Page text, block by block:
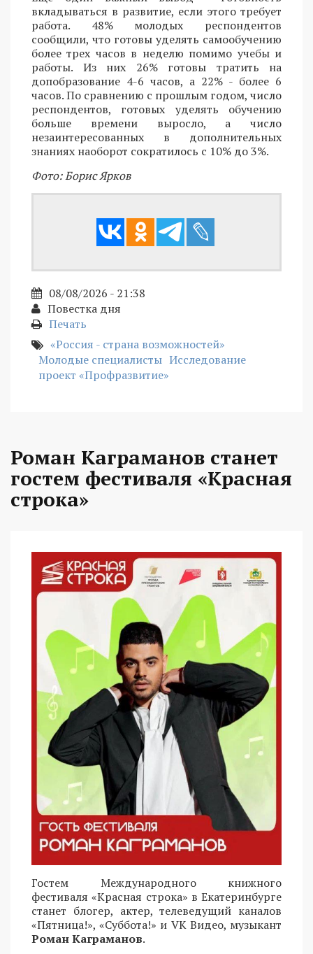
вкладываться в развитие, если этого требует
работа. 48% молодых респондентов
сообщили, что готовы уделять самообучению
более трех часов в неделю помимо учебы и
работы. Из них 26% готовы тратить на
допобразование 4-6 часов, а 22% - более 6
часов. По сравнению с прошлым годом, число
респондентов, готовых уделять обучению
больше времени выросло, а число
незаинтересованных в дополнительных
знаниях наоборот сократилось с 10% до 3%.
Фото: Борис Ярков
08/08/2026 - 21:38
Повестка дня
Печать
«Россия - страна возможностей»
Молодые специалисты Исследование
проект «Профразвитие»
Роман Каграманов станет
гостем фестиваля «Красная
строка»
Гостем Международного книжного
фестиваля «Красная строка» в Екатеринбурге
станет блогер, актер, телеведущий каналов
«Пятница!», «Суббота!» и VK Видео, музыкант
Роман Каграманов.